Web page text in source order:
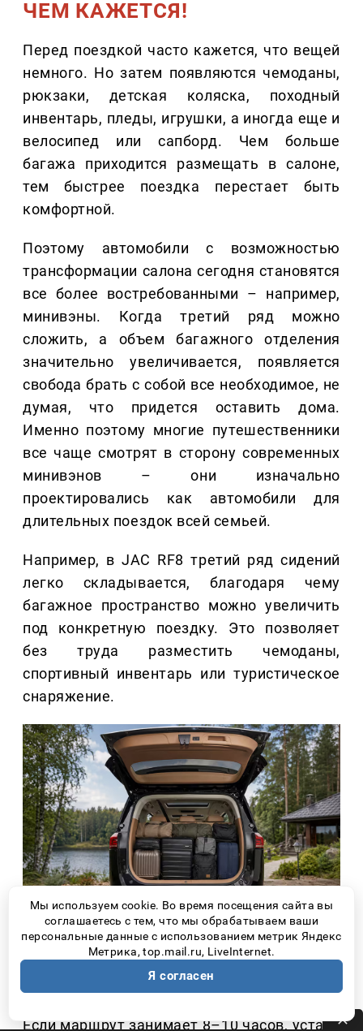
ЧЕМ КАЖЕТСЯ!
Перед поездкой часто кажется, что вещей
немного. Но затем появляются чемоданы,
рюкзаки, детская коляска, походный
инвентарь, пледы, игрушки, а иногда еще и
велосипед или сапборд. Чем больше
багажа приходится размещать в салоне,
тем быстрее поездка перестает быть
комфортной.
Поэтому автомобили с возможностью
трансформации салона сегодня становятся
все более востребованными – например,
минивэны. Когда третий ряд можно
сложить, а объем багажного отделения
значительно увеличивается, появляется
свобода брать с собой все необходимое, не
думая, что придется оставить дома.
Именно поэтому многие путешественники
все чаще смотрят в сторону современных
минивэнов – они изначально
проектировались как автомобили для
длительных поездок всей семьей.
Например, в JAC RF8 третий ряд сидений
легко складывается, благодаря чему
багажное пространство можно увеличить
под конкретную поездку. Это позволяет
без труда разместить чемоданы,
спортивный инвентарь или туристическое
снаряжение.
2. КОМФОРТ НУЖЕН НЕ
ТОЛЬКО ВОДИТЕЛЮ
Если маршрут занимает 8–10 часов, устает
Мы используем cookie. Во время посещения сайта вы
соглашаетесь с тем, что мы обрабатываем ваши
персональные данные с использованием метрик Яндекс
Метрика, top.mail.ru, LiveInternet.
Я согласен